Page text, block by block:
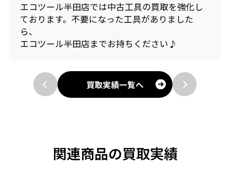
エコツール半田店では中古工具の買取を強化し
ております。不要になった工具がありました
ら、
エコツール半田店までお持ちください♪
買取実績一覧へ
関連商品の買取実績